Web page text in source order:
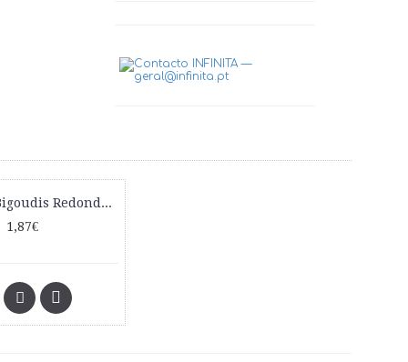
Borracha Bigoudis Redonda Curta 50 Unidades 00863 Eurostil
1,87€